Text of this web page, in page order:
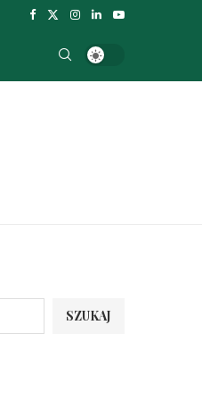
SZUKAJ